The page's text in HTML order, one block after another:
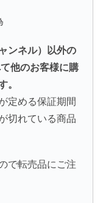
ンネル）以外の
他のお客様に購
定める保証期間
切れている商品
で転売品にご注